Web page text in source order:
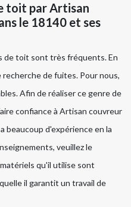
toit par Artisan
le 18140 et ses
de toit sont très fréquents. En
de fuites. Pour nous,
Afin de réaliser ce genre de
confiance à Artisan couvreur
beaucoup d'expérience en la
veuillez le
qu'il utilise sont
il garantit un travail de